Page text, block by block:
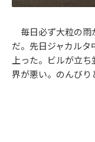
毎日必ず大粒の雨
だ。先日ジャカルタ
上った。ビルが立
界が悪い。のんびり